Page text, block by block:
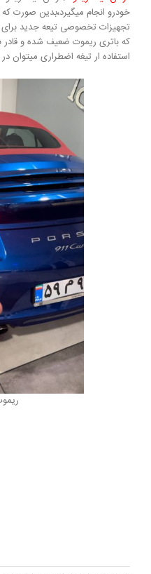
خودرو انجام میگیرد،بدین صورت که
تجهیزات تخصوصی تیعه جدید
که باتری ریموت ضعیف شده و قادر
استفاده ار تیغه اضطراری میتوان در